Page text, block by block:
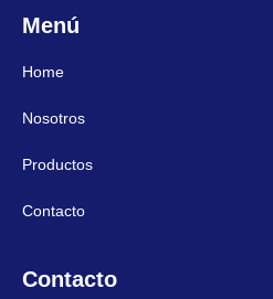
Menú
Home
Nosotros
Productos
Contacto
Contacto